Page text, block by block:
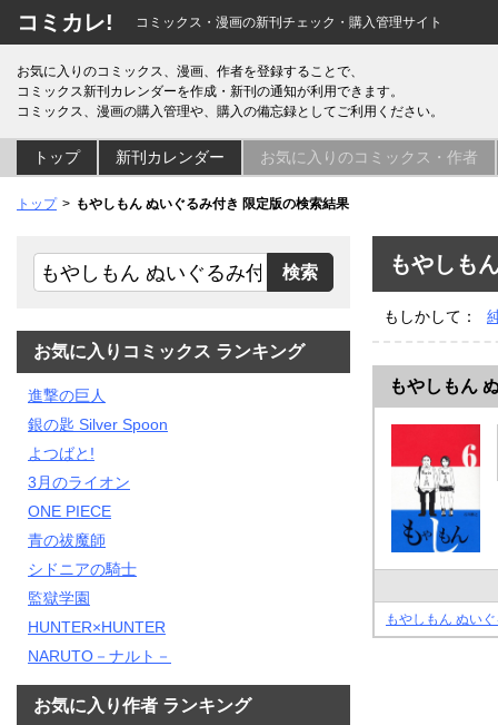
コミカレ! コミックス・漫画の新刊チェック・購入管理サイト
お気に入りのコミックス、漫画、作者を登録することで、
コミックス新刊カレンダーを作成・新刊の通知が利用できます。
コミックス、漫画の購入管理や、購入の備忘録としてご利用ください。
トップ 新刊カレンダー お気に入りのコミックス・作者
トップ もやしもん ぬいぐるみ付き 限定版の検索結果
もやしも
もしかして：
もやしもん
もやしもん ぬい
お気に入りコミックス ランキング
進撃の巨人
銀の匙 Silver Spoon
よつばと!
3月のライオン
ONE PIECE
青の祓魔師
シドニアの騎士
監獄学園
HUNTER×HUNTER
NARUTO－ナルト－
お気に入り作者 ランキング